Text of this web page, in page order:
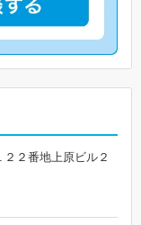
２番地上原ビル２